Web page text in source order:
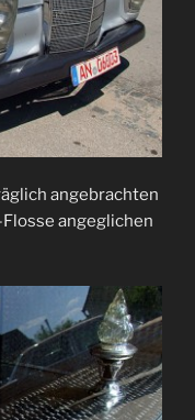
angebrachten
angeglichen